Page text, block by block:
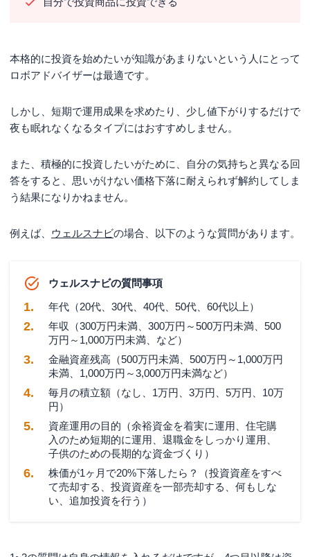
本格的に投資を始めたいが知識があまりないという人にとって
ロボアドバイザーは最適です。
しかし、短期で運用成果を求めたり、少し値下がりするだけで
夜も眠れなくなるタイプにはおすすめしません。
また、積極的に投資したいがために、自分の気持ちと異なる回
答をすると、思いがけない価格下落に耐えられず解約してしま
う結果になりかねません。
例えば、 ウェルスナビの場合、以下のような質問があります。
ウェルスナビの質問事項
年代（20代、30代、40代、50代、60代以上）
年収（300万円未満、300万円～500万円未満、500
万円～1,000万円未満、など）
金融資産残高（500万円未満、500万円～1,000万円
未満、1,000万円～3,000万円未満など）
毎月の積立額（なし、1万円、3万円、5万円、10万
円）
資産運用の目的（余裕資金を着実に運用、住宅購
入のため短期的に運用、退職金をしっかり運用、
子供のための長期的な資金づくり）
株価が1ヶ月で20%下落したら？（投資資産をすべ
て売却する、投資資産を一部売却する、何もしな
い、追加投資を行う）